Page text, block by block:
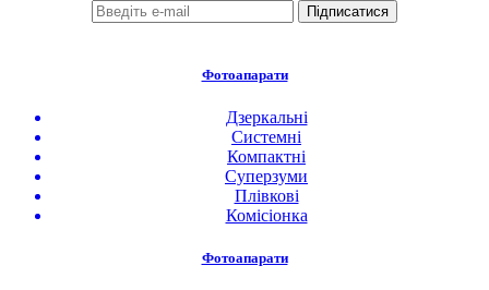
Фотоапарати
Дзеркальні
Системні
Компактні
Суперзуми
Плівкові
Комісіонка
Фотоапарати